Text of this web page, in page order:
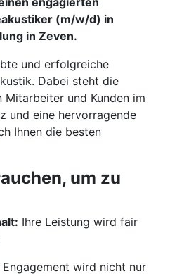
(m/w/d) in
in Zeven.
und erfolgreiche
Dabei steht die
und Kunden im
und eine hervorragende
Ihnen die besten
um zu
Ihre Leistung wird fair
Engagement wird nicht nur